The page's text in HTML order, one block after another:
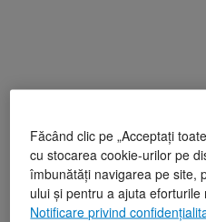
Făcând clic pe „Acceptați
cu stocarea cookie-urilor pe
îmbunătăți navigarea pe site,
ului și pentru a ajuta
Notificare privind